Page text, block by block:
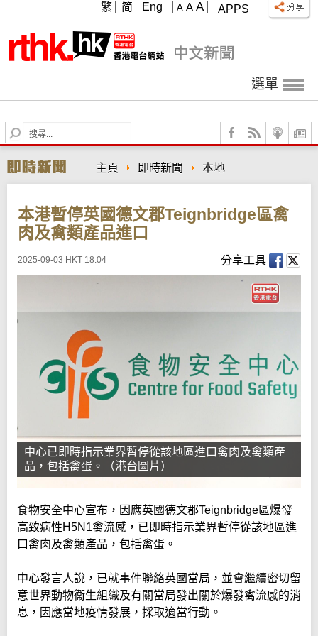
APPS
A A A
繁 简 Eng
選單
S
e
r
c
主頁 即時新聞 本地
本港暫停英國德文郡Teignbridge區禽
肉及禽類產品進口
2025-09-03 HKT 18:04 分享工具
中心已即時指示業界暫停從該地區進口禽肉及禽類產
品，包括禽蛋。（港台圖片）
食物安全中心宣布，因應英國德文郡Teignbridge區爆發
高致病性H5N1禽流感，已即時指示業界暫停從該地區進
口禽肉及禽類產品，包括禽蛋。
中心發言人說，已就事件聯絡英國當局，並會繼續密切留
意世界動物衞生組織及有關當局發出關於爆發禽流感的消
息，因應當地疫情發展，採取適當行動。